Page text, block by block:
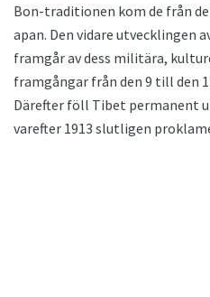
Bon-traditionen kom de från
apan. Den vidare utvecklingen
framgår av dess militära,
framgångar från den 9 till den
Därefter föll Tibet permanent
varefter 1913 slutligen